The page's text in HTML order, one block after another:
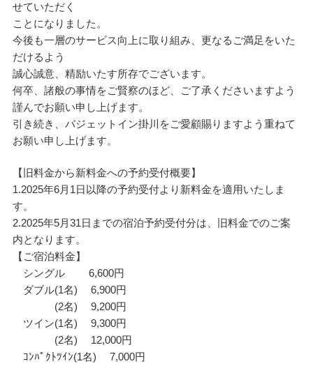
せていただく
ことになりました。
今後も一層のサービス向上に取り組み、更なるご満足をいた
だけるよう
誠心誠意、精励いたす所存でございます。
何卒、諸般の事情をご賢察のほど、ご了承くださいますよう
謹んでお願い申し上げます。
引き続き、バジェットイン掛川をご愛顧賜りますよう重ねて
お願い申し上げます。
【旧料金から新料金への予約受付概要】
1.2025年6月1日以降の予約受付より新料金を適用いたしま
す。
2.2025年5月31日までの宿泊予約受付分は、旧料金でのご案
内となります。
【ご宿泊料金】
シングル 6,600円
ダブル(1名) 6,900円
(2名) 9,200円
ツイン(1名) 9,300円
(2名) 12,000円
ｺﾝﾊﾟｸﾄﾂｲﾝ(1名) 7,000円